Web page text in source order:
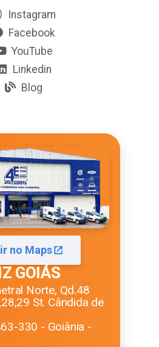
Instagram
Facebook
YouTube
Linkedin
Blog
no Maps
GOIÁS
Norte, Qd.48
St. Cândida de
330 - Goiânia -